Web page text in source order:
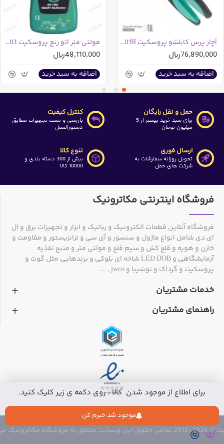
برای اطلاع از موجود شدن کالا ، روی دکمه ی زیر کلیک کنید.
موجود شد خبرم کن
آچار پرس کابلشو پروسکیت 6PK-301H تایوانی
76,890,000ریال
اضافه به سبد خرید
مولتی متر اتو رنج پروسکیت MT-1503
48,110,000ریال
اضافه به سبد خرید
حمل و نقل رایگان
برای سبد خرید بیشتر از 5
میلیون تومان
کنترل کیفیت
بازرسی و تست تجهیزات مطابق
دستورالعمل
ارسال فوری
تحویل روزانه سفارشات به
شرکت های حمل
تنوع کالا
بیش از 300 دسته بندی و
10000 کالا
فروشگاه اینترنتی مکاترونیک
فروشگاه آنلاین قطعات الکترونیک و رباتیک و ابزار و تجهیزات برق و ال
ای دی شامل انواع ماژول و سنسور و آی سی و ترانزیستور و مقاومت و
خازن و هویه و قلع کش و سیم قلع و مولتی متر و منبع تغذیه
آزمایشگاهی و LED DOB شاخه ای بلوکی و برندهایی مثل گوت و
پروسکیت و گرداک و توشیبا و jwco , ...
خدمات مشتریان
راهنمای مشتریان
به فروشگاه مکاترونیک می باشد